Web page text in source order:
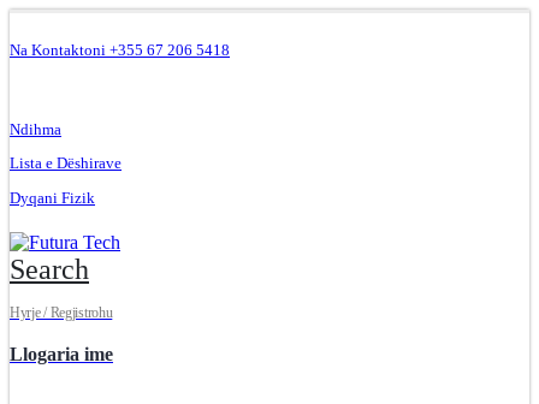
Na Kontaktoni +355 67 206 5418
Ndihma
Lista e Dëshirave
Dyqani Fizik
Search
Hyrje / Regjistrohu
Llogaria ime